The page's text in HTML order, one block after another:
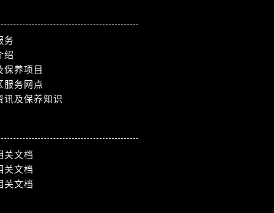
务
绍
保养项目
服务网点
讯及保养知识
关文档
关文档
关文档